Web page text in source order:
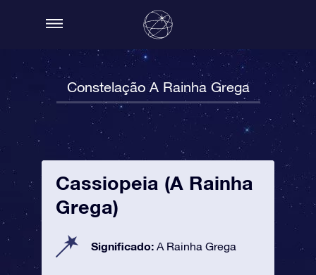
Constelação A Rainha Grega
Cassiopeia (A Rainha
Grega)
Significado: A Rainha Grega